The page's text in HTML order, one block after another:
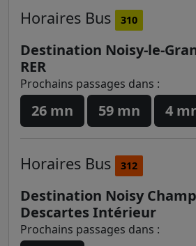
Horaires Bus 310
Destination Noisy-le-
RER
Prochains passages dans :
26 mn 59 mn 4
Horaires Bus 312
Destination Noisy
Descartes Intérieur
Prochains passages dans :